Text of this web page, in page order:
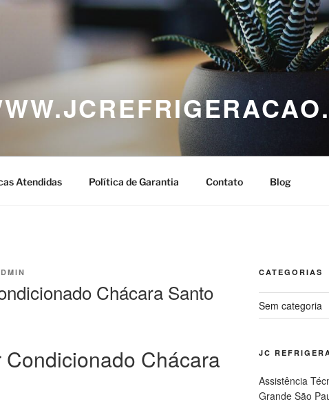
Atendidas Política de Garantia Contato Blog
Chácara Santo
Chácara
CATEGORIAS
Sem categoria
JC
Assistência
Grande São